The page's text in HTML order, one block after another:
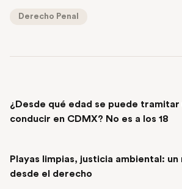
Derecho Penal
¿Desde qué edad se puede tramitar
conducir en CDMX? No es a los 18
Playas limpias, justicia ambiental:
desde el derecho